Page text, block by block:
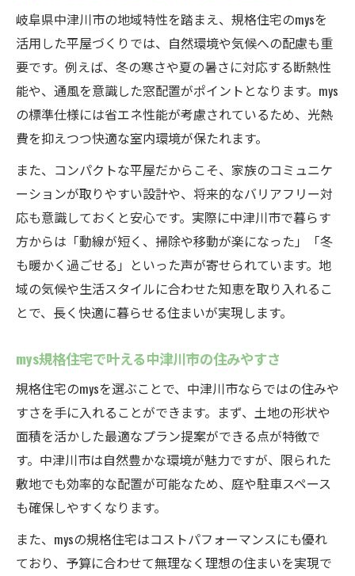
岐阜県中津川市の地域特性を踏まえ、規格住宅のmysを
活用した平屋づくりでは、自然環境や気候への配慮も重
要です。例えば、冬の寒さや夏の暑さに対応する断熱性
能や、通風を意識した窓配置がポイントとなります。mys
の標準仕様には省エネ性能が考慮されているため、光熱
費を抑えつつ快適な室内環境が保たれます。
また、コンパクトな平屋だからこそ、家族のコミュニケ
ーションが取りやすい設計や、将来的なバリアフリー対
応も意識しておくと安心です。実際に中津川市で暮らす
方からは「動線が短く、掃除や移動が楽になった」「冬
も暖かく過ごせる」といった声が寄せられています。地
域の気候や生活スタイルに合わせた知恵を取り入れるこ
とで、長く快適に暮らせる住まいが実現します。
mys規格住宅で叶える中津川市の住みやすさ
規格住宅のmysを選ぶことで、中津川市ならではの住みや
すさを手に入れることができます。まず、土地の形状や
面積を活かした最適なプラン提案ができる点が特徴で
す。中津川市は自然豊かな環境が魅力ですが、限られた
敷地でも効率的な配置が可能なため、庭や駐車スペース
も確保しやすくなります。
また、mysの規格住宅はコストパフォーマンスにも優れ
ており、予算に合わせて無理なく理想の住まいを実現で